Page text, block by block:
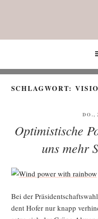
SCHLAGWORT:
DO.,
Optimistische
uns mehr
Bei der
dent Hofer nur knapp